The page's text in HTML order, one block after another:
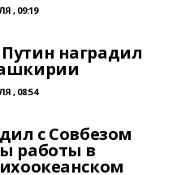
, 09:19
наградил
, 08:54
с Совбезом
работы в